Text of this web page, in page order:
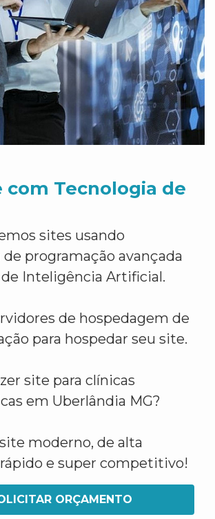
com Tecnologia de
sites usando
programação avançada
Inteligência Artificial.
de hospedagem de
para hospedar seu site.
site para clínicas
em Uberlândia MG?
moderno, de alta
e super competitivo!
ORÇAMENTO